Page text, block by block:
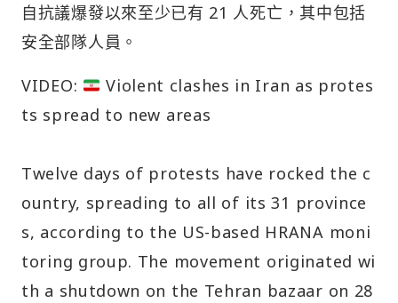
自抗議爆發以來至少已有 21 人死亡，其中包括
安全部隊人員。
VIDEO:
Violent clashes in Iran as protes
ts spread to new areas
Twelve days of protests have rocked the c
ountry, spreading to all of its 31 province
s, according to the US-based HRANA moni
toring group. The movement originated wi
th a shutdown on the Tehran bazaar on 28